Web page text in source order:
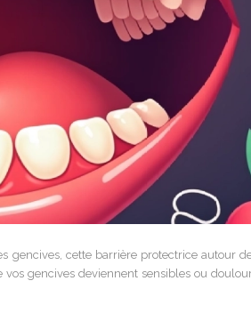
cette barrière protectrice autour
gencives deviennent sensibles ou